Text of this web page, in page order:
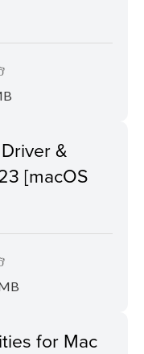
&
[macOS
for Mac